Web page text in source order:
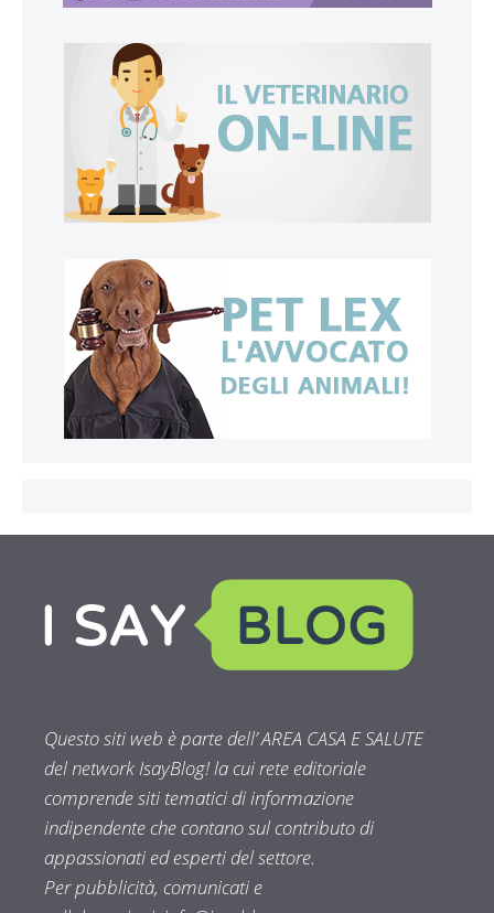
Questo siti web è parte dell’ AREA CASA E SALUTE
del network IsayBlog! la cui rete editoriale
comprende siti tematici di informazione
indipendente che contano sul contributo di
appassionati ed esperti del settore.
Per pubblicità, comunicati e